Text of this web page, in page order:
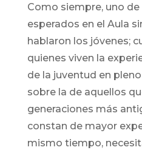
Como siempre, uno
esperados en el Aula
hablaron los jóvenes;
quienes viven la
de la juventud en
sobre la de aquellos
generaciones más
constan de mayor
mismo tiempo,